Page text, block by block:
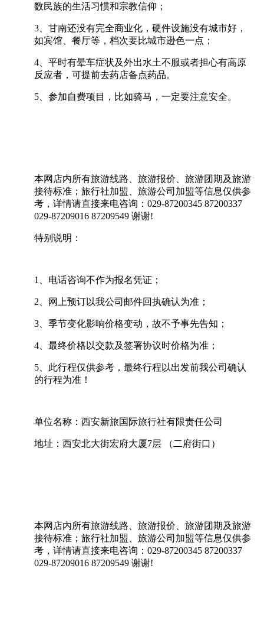
数民族的生活习惯和宗教信仰；
3、甘南还没有完全商业化，硬件设施没有城市好，
如宾馆、餐厅等，档次要比城市逊色一点；
4、平时有晕车症状及外出水土不服或者担心有高原
反应者，可提前去药店备点药品。
5、参加自费项目，比如骑马，一定要注意安全。
本网店内所有旅游线路、旅游报价、旅游团期及旅游
接待标准；旅行社加盟、旅游公司加盟等信息仅供参
考，详情请直接来电咨询：029-87200345 87200337
029-87209016 87209549 谢谢!
特别说明：
1、电话咨询不作为报名凭证；
2、网上预订以我公司邮件回执确认为准；
3、季节变化影响价格变动，故不予事先告知；
4、最终价格以交款及签署协议时价格为准；
5、此行程仅供参考，最终行程以出发前我公司确认
的行程为准！
单位名称：西安新旅国际旅行社有限责任公司
地址：西安北大街宏府大厦7层 （二府街口）
本网店内所有旅游线路、旅游报价、旅游团期及旅游
接待标准；旅行社加盟、旅游公司加盟等信息仅供参
考，详情请直接来电咨询：029-87200345 87200337
029-87209016 87209549 谢谢!